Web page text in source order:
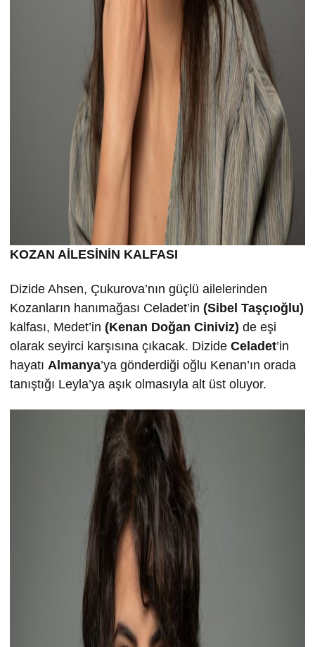
KOZAN AİLESİNİN KALFASI
Dizide Ahsen, Çukurova’nın güçlü ailelerinden
Kozanların hanımağası Celadet’in (Sibel Taşçıoğlu)
kalfası, Medet’in (Kenan Doğan Ciniviz) de eşi
olarak seyirci karşısına çıkacak. Dizide Celadet’in
hayatı Almanya’ya gönderdiği oğlu Kenan’ın orada
tanıştığı Leyla’ya aşık olmasıyla alt üst oluyor.